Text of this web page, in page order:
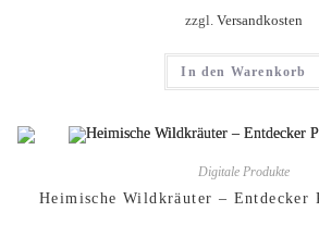
zzgl. Versandkosten
In den Warenkorb
Digitale Produkte
Heimische Wildkräuter – Entdecker